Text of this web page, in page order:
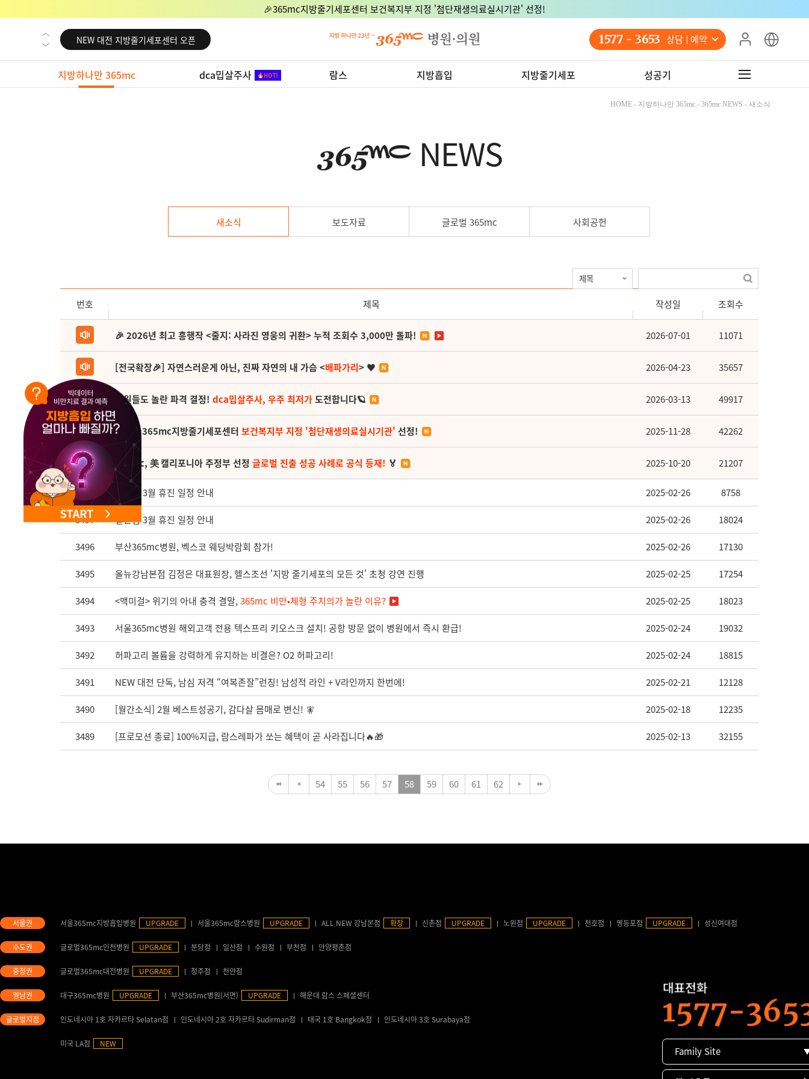
🎉365mc지방줄기세포센터 보건복지부 지정 '첨단재생의료실시기관' 선정!
NEW 교대 지방줄기세포센터 오픈
NEW 대전 지방줄기세포센터 오픈
NEW 노원 지방줄기세포센터 오픈
NEW 미국 LA점 오픈
NEW 미국 LA점 오픈
1577 - 3653 상담 예약
지방하나만 365mc dca밉살주사 람스 지방흡입 지방줄기세포 성공기
HOME - 지방하나만 365mc - 365mc NEWS - 새소식
NEWS
새소식 보도자료 글로벌 365mc 사회공헌
번호 제목 작성일 조회수
🎉 2026년 최고 흥행작 <줄지: 사라진 영웅의 귀환> 누적 조회수 3,000만 돌파! 2026-07-01 11071
[전국확장🎉] 자연스러운게 아닌, 진짜 자연의 내 가슴 <배파가리> ♥ 2026-04-23 35657
직원들도 놀란 파격 결정! dca밉살주사, 우주 최저가도전합니다🪐 2026-03-13 49917
(축) 🎉365mc지방줄기세포센터 보건복지부 지정 '첨단재생의료실시기관' 선정! 2025-11-28 42262
365mc, 美 캘리포니아 주정부 선정 글로벌 진출 성공 사례로 공식 등재! 🏅 2025-10-20 21207
3498 부천점 3월 휴진 일정 안내 2025-02-26 8758
3497 일산점 3월 휴진 일정 안내 2025-02-26 18024
3496 부산365mc병원, 벡스코 웨딩박람회 참가! 2025-02-26 17130
3495 올뉴강남본점 김정은 대표원장, 헬스조선 '지방 줄기세포의 모든 것' 초청 강연 진행 2025-02-25 17254
3494 <맥미걸> 위기의 아내 충격 결말,365mc 비만•체형 주치의가 놀란 이유? 2025-02-25 18023
3493 서울365mc병원 해외고객 전용 텍스프리 키오스크 설치! 공항 방문 없이 병원에서 즉시 환급! 2025-02-24 19032
3492 허파고리 볼륨을 강력하게 유지하는 비결은? O2 허파고리! 2025-02-24 18815
3491 NEW 대전 단독, 남심 저격 “여복존잘”런칭! 남성적 라인 + V라인까지 한번에! 2025-02-21 12128
3490 [월간소식] 2월 베스트성공기, 감다살 몸매로 변신! 🧚 2025-02-18 12235
3489 [프로모션 종료] 100%지급, 람스레파가 쏘는 혜택이 곧 사라집니다🔥🎁 2025-02-13 32155
54 55 56 57 58 59 60 61 62
서울365mc지방흡입병원 UPGRADE 서울365mc람스병원 UPGRADE ALL NEW 강남본점 확장 신촌점 UPGRADE 노원점 UPGRADE 천호점 영등포점 UPGRADE 성신여대점
글로벌365mc인천병원 UPGRADE 분당점 일산점 수원점 부천점 안양평촌점
글로벌365mc대전병원 UPGRADE 청주점 천안점
대구365mc병원 UPGRADE 부산365mc병원(서면) UPGRADE 해운대 람스 스페셜센터
인도네시아 1호 자카르타 Selatan점 인도네시아 2호 자카르타 Sudirman점 태국 1호 Bangkok점 인도네시아 3호 Surabaya점
미국 LA점 NEW
Family Site